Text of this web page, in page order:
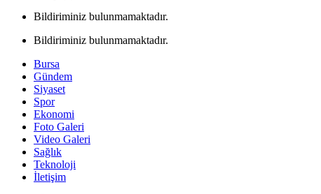
Bildiriminiz bulunmamaktadır.
Bildiriminiz bulunmamaktadır.
Bursa
Gündem
Siyaset
Spor
Ekonomi
Foto Galeri
Video Galeri
Sağlık
Teknoloji
İletişim